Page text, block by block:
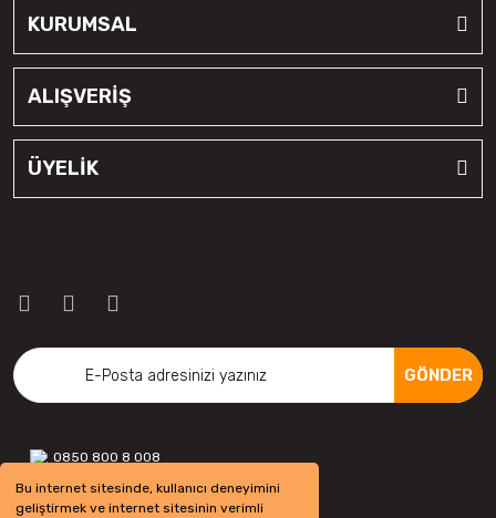
Bu internet sitesinde, kullanıcı deneyimini
geliştirmek ve internet sitesinin verimli
KURUMSAL
ALIŞVERİŞ
ÜYELİK
GÖNDER
0850 800 8 008